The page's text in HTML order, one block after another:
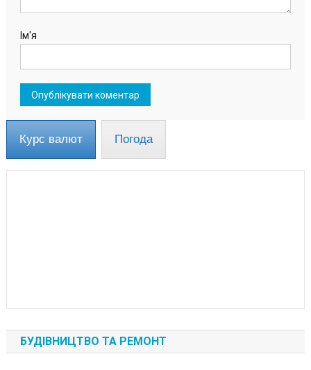
Ім'я
Курс валют Погода
БУДІВНИЦТВО ТА РЕМОНТ